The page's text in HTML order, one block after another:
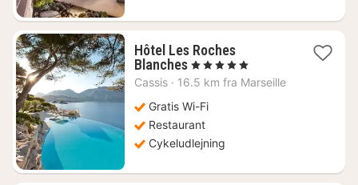
Hôtel Les Roches
Blanches1
nat
7024
kr.
, 5 Stjerner
Cassis · 16.5 km fra Marseille
Gratis Wi-Fi
Restaurant
Cykeludlejning